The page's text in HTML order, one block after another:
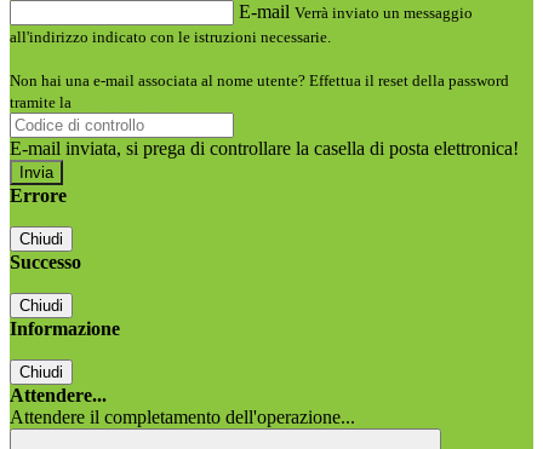
E-mail Verrà inviato un messaggio
all'indirizzo indicato con le istruzioni necessarie.
Non hai una e-mail associata al nome utente? Effettua il reset della password
tramite la
E-mail inviata, si prega di controllare la casella di posta elettronica!
Errore
Chiudi
Successo
Chiudi
Informazione
Chiudi
Attendere...
Attendere il completamento dell'operazione...